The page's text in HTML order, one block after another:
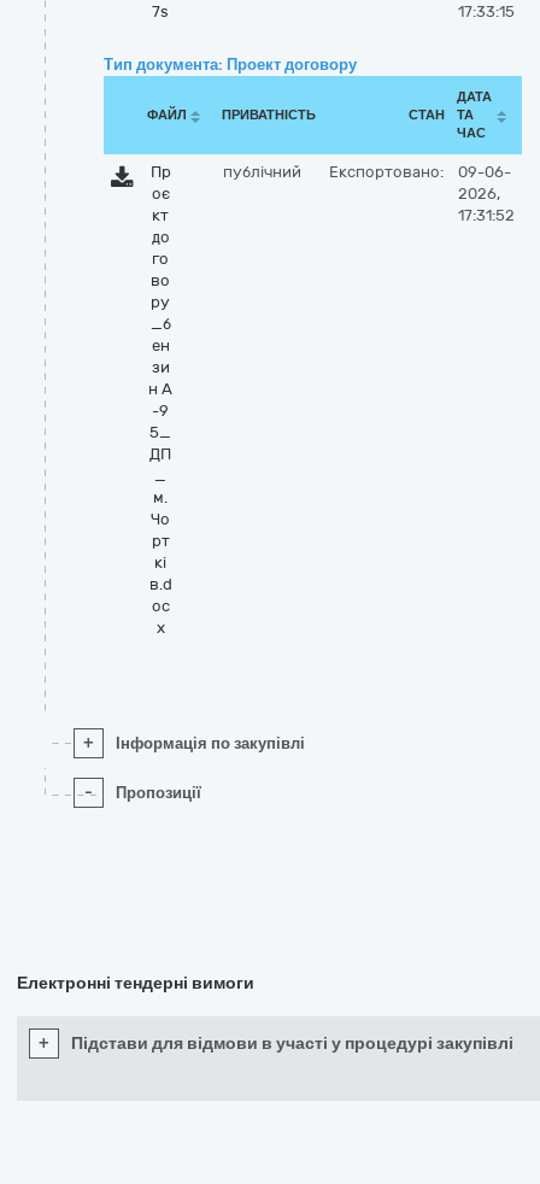
7s 17:33:15
Тип документа: Проект договору
ФАЙЛ ПРИВАТНІСТЬ СТАН
ДАТА
ТА
ЧАС
Пр
оє
кт
до
го
во
ру
_б
ен
зи
н А
-9
5_
ДП
_
м.
Чо
рт
кі
в.d
oc
x
публічний Експортовано:
09-06-
2026,
17:31:52
+ Інформація по закупівлі
- Пропозиції
Електронні тендерні вимоги
+ Підстави для відмови в участі у процедурі закупівлі